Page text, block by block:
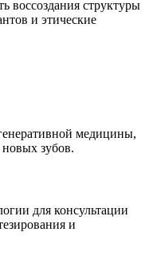
воссоздания структуры
и этические
медицины,
новых зубов.
для консультации
и